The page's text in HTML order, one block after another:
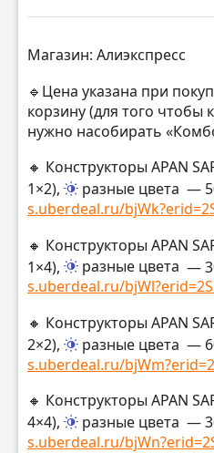
Магазин: Алиэкспресс
🔹Цена указана при
корзину (для того чтобы
нужно насобирать
🔸 Конструкторы APAN
1×2),
разные цвета —
s.uberdeal.ru/
🔸 Конструкторы APAN
1×4),
разные цвета —
s.uberdeal.ru/
🔸 Конструкторы APAN
2×2),
разные цвета —
s.uberdeal.ru/
🔸 Конструкторы APAN
4×4),
разные цвета —
s.uberdeal.ru/